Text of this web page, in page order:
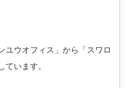
ユウオフィス」から「スワロ
ています。